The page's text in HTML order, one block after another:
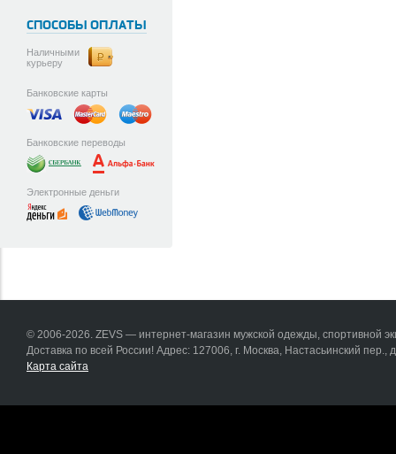
СПОСОБЫ ОПЛАТЫ
Наличными
курьеру
Банковские карты
Банковские переводы
Электронные деньги
© 2006-2026. ZEVS — интернет-магазин мужской одежды, спортивной
Доставка по всей России! Адрес: 127006, г. Москва, Настасьинский пер.,
Карта сайта